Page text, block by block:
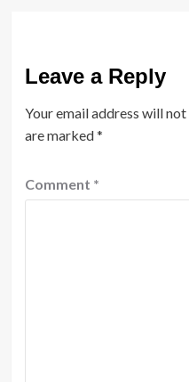
Leave a Reply
Your email address will
are marked*
Comment *